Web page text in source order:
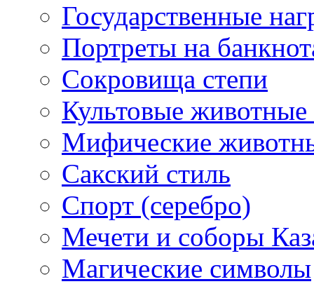
Государственные
Портреты на
Сокровища степи
Культовые
Мифические
Сакский стиль
Спорт (серебро)
Мечети и соборы
Магические символы